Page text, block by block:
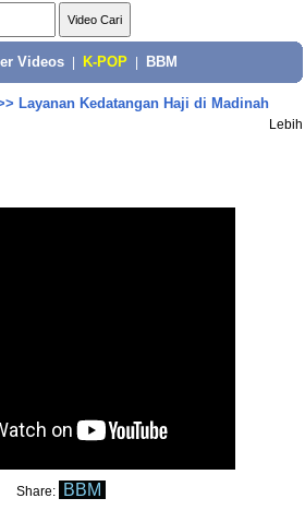
Videos K-POP BBM
Layanan Kedatangan Haji di Madinah
Lebih
Share: BBM